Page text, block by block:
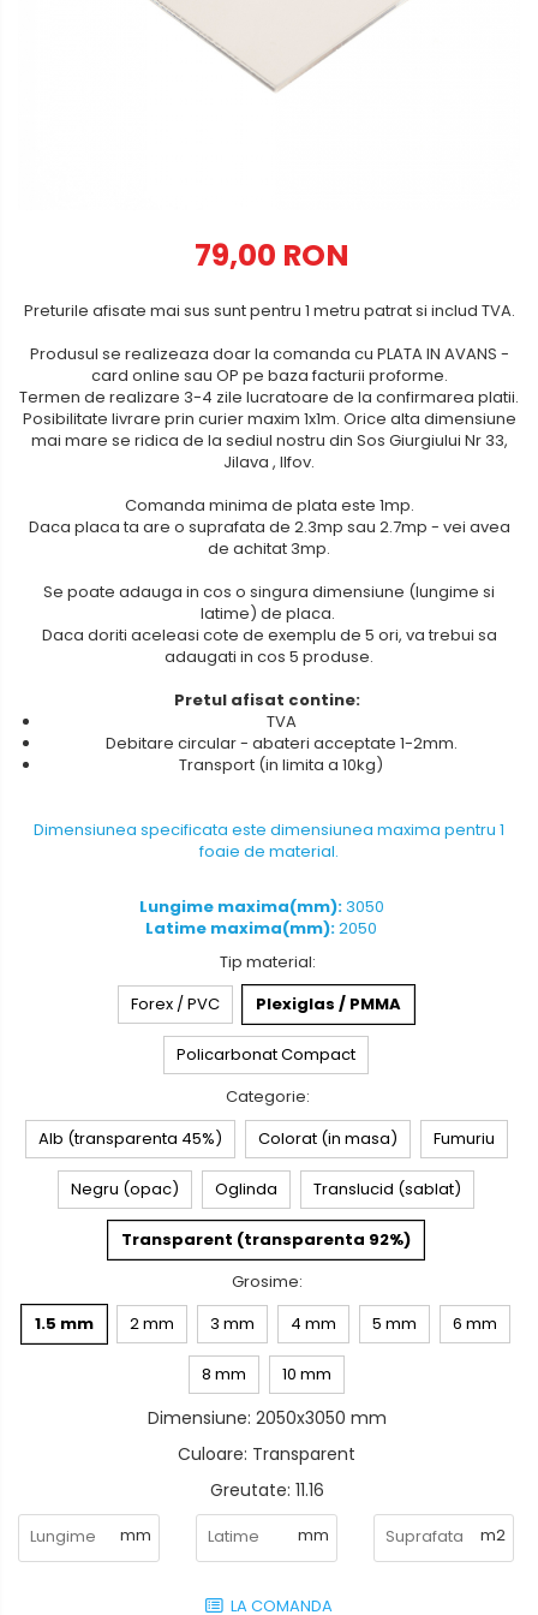
79,00 RON
Preturile afisate mai sus sunt pentru 1 metru patrat si includ TVA.
Produsul se realizeaza doar la comanda cu PLATA IN AVANS -
card online sau OP pe baza facturii proforme.
Termen de realizare 3-4 zile lucratoare de la confirmarea platii.
Posibilitate livrare prin curier maxim 1x1m. Orice alta dimensiune
mai mare se ridica de la sediul nostru din Sos Giurgiului Nr 33,
Jilava , Ilfov.
Comanda minima de plata este 1mp.
Daca placa ta are o suprafata de 2.3mp sau 2.7mp - vei avea
de achitat 3mp.
Se poate adauga in cos o singura dimensiune (lungime si
latime) de placa.
Daca doriti aceleasi cote de exemplu de 5 ori, va trebui sa
adaugati in cos 5 produse.
Pretul afisat contine:
TVA
Debitare circular - abateri acceptate 1-2mm.
Transport (in limita a 10kg)
Dimensiunea specificata este dimensiunea maxima pentru 1
foaie de material.
Lungime maxima(mm):3050
Latime maxima(mm):2050
Tip material:
Forex / PVC
Plexiglas / PMMA
Policarbonat Compact
Categorie:
Alb (transparenta 45%)
Colorat (in masa) Fumuriu
Negru (opac) Oglinda Translucid (sablat)
Transparent (transparenta 92%)
Grosime:
1.5 mm
2 mm 3 mm 4 mm 5 mm 6 mm
8 mm 10 mm
Dimensiune: 2050x3050 mm
Culoare: Transparent
Greutate: 11.16
LA COMANDA